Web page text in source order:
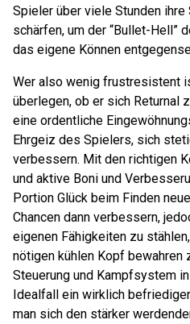
Spieler über viele Stunden ihre
schärfen, um der “Bullet-Hell”
das eigene Können
Wer also wenig frustresistent
überlegen, ob er sich Returnal
eine ordentliche
Ehrgeiz des Spielers, sich
verbessern. Mit den richtigen
und aktive Boni und
Portion Glück beim Finden
Chancen dann verbessern,
eigenen Fähigkeiten zu
nötigen kühlen Kopf bewahren
Steuerung und Kampfsystem
Idealfall ein wirklich
man sich den stärker